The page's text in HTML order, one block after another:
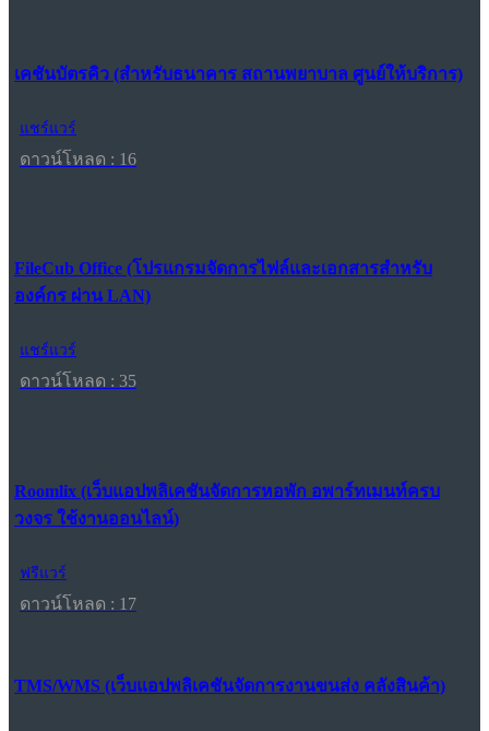
เคชันบัตรคิว (สำหรับธนาคาร สถานพยาบาล ศูนย์ให้บริการ)
แชร์แวร์
ดาวน์โหลด : 16
FileCub Office (โปรแกรมจัดการไฟล์และเอกสารสำหรับ
องค์กร ผ่าน LAN)
แชร์แวร์
ดาวน์โหลด : 35
Roomlix (เว็บแอปพลิเคชันจัดการหอพัก อพาร์ทเมนท์ครบ
วงจร ใช้งานออนไลน์)
ฟรีแวร์
ดาวน์โหลด : 17
TMS/WMS (เว็บแอปพลิเคชันจัดการงานขนส่ง คลังสินค้า)